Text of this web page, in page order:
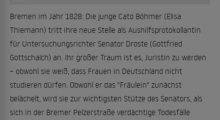
Bremen im Jahr 1828: Die junge Cato Böhmer (Elisa
Thiemann) tritt ihre neue Stelle als Aushilfsprotokollantin
für Untersuchungsrichter Senator Droste (Gottfried
Gottschalch) an. Ihr großer Traum ist es, Juristin zu werden
– obwohl sie weiß, dass Frauen in Deutschland nicht
studieren dürfen. Obwohl er das "Fräulein" zunächst
belächelt, wird sie zur wichtigsten Stütze des Senators, als
sich in der Bremer Pelzerstraße verdächtige Todesfälle